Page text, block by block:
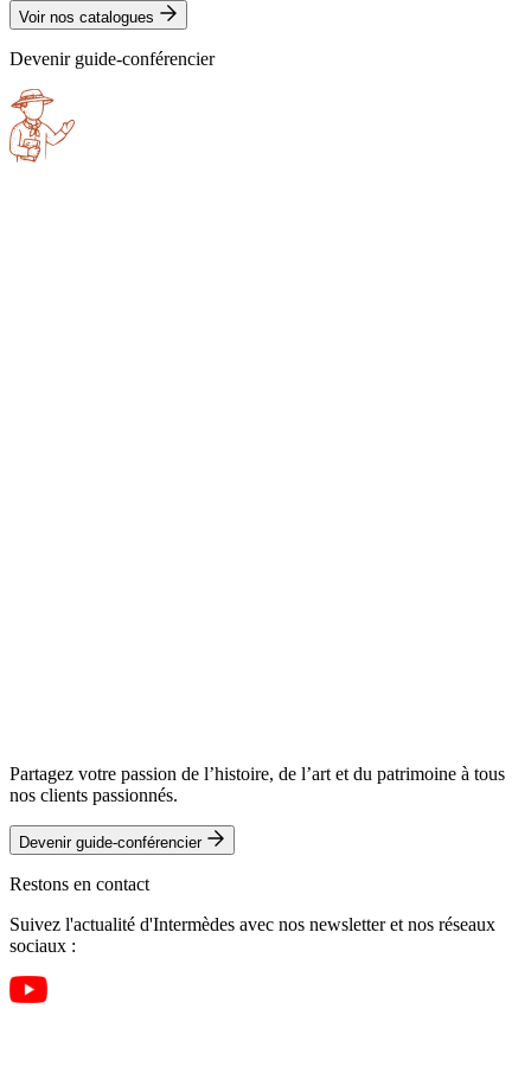
Voir nos catalogues
Devenir guide-conférencier
Partagez votre passion de l’histoire, de l’art et du patrimoine à tous
nos clients passionnés.
Devenir guide-conférencier
Restons en contact
Suivez l'actualité d'Intermèdes avec nos newsletter et nos réseaux
sociaux :